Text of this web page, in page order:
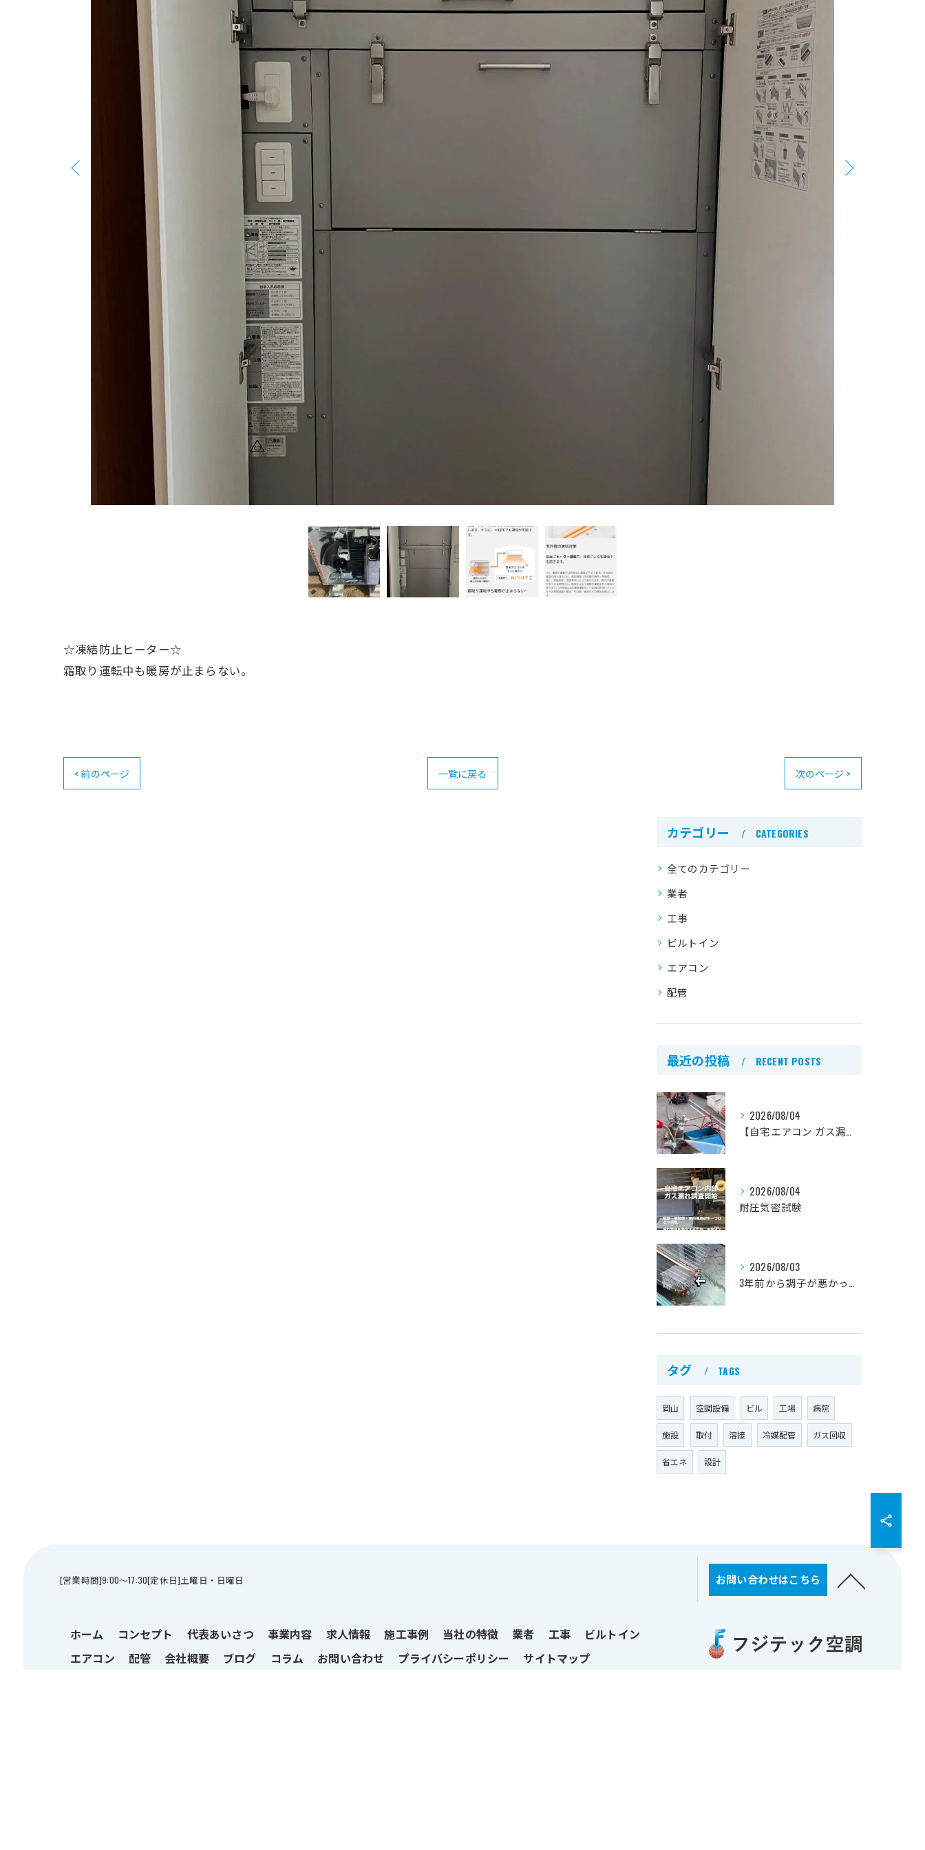
☆凍結防止ヒーター☆
霜取り運転中も暖房が止まらない。
< 前のページ 一覧に戻る 次のページ >
カテゴリー CATEGORIES
全てのカテゴリー
業者
工事
ビルトイン
エアコン
配管
最近の投稿 RECENT POSTS
2026/08/04
【自宅エアコン ガス漏れ修理の一連の流れ】
2026/08/04
耐圧気密試験
2026/08/03
3年前から調子が悪かった、自宅の天井埋込一方向エアコン。
タグ TAGS
岡山 空調設備 ビル 工場 病院
施設 取付 溶接 冷媒配管 ガス回収
省エネ 設計
[営業時間]9:00～17:30[定休日]土曜日・日曜日 お問い合わせはこちら
ホーム コンセプト 代表あいさつ 事業内容 求人情報 施工事例 当社の特徴 業者 工事
ビルトイン
エアコン
配管 会社概要 ブログ コラム お問い合わせ プライバシーポリシー サイトマップ